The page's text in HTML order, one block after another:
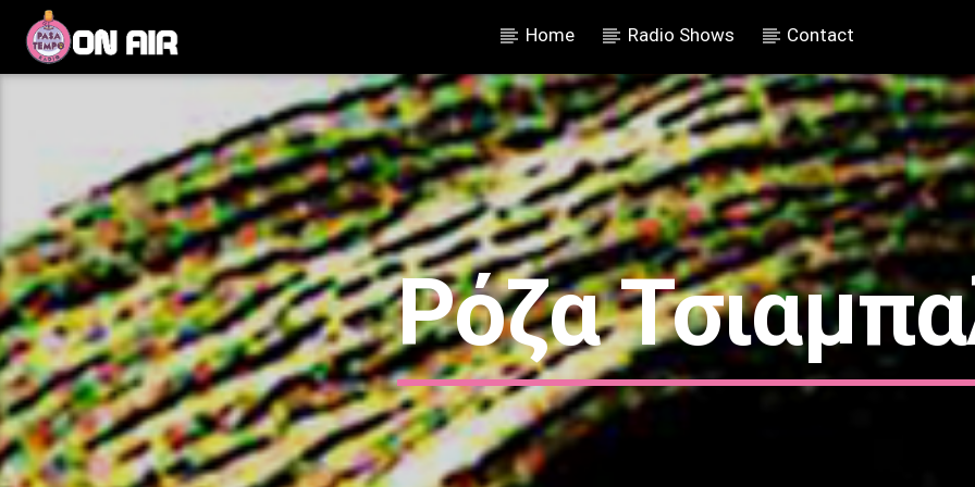
Home Radio Shows Contact
Artist
Ρόζα